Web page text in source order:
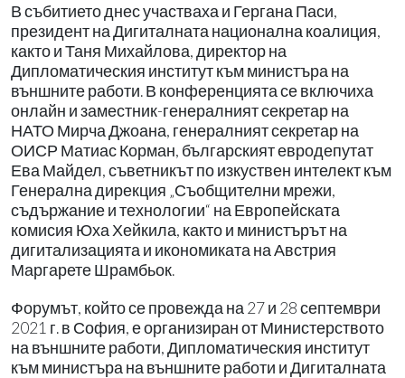
В събитието днес участваха и Гергана Паси,
президент на Дигиталната национална коалиция,
както и Таня Михайлова, директор на
Дипломатическия институт към министъра на
външните работи. В конференцията се включиха
онлайн и заместник-генералният секретар на
НАТО Мирча Джоана, генералният секретар на
ОИСР Матиас Корман, българският евродепутат
Ева Майдел, съветникът по изкуствен интелект към
Генерална дирекция „Съобщителни мрежи,
съдържание и технологии“ на Европейската
комисия Юха Хейкила, както и министърът на
дигитализацията и икономиката на Австрия
Маргарете Шрамбьок.
Форумът, който се провежда на 27 и 28 септември
2021 г. в София, е организиран от Министерството
на външните работи, Дипломатическия институт
към министъра на външните работи и Дигиталната